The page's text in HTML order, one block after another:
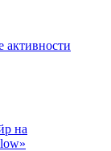
активности
на